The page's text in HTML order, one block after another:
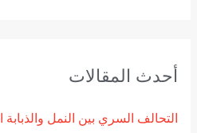
ث
أحدث المقالات
التحالف السري بين النمل